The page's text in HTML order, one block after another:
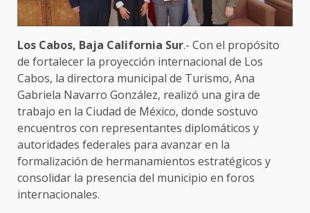
Los Cabos, Baja California Sur.- Con el propósito
de fortalecer la proyección internacional de Los
Cabos, la directora municipal de Turismo, Ana
Gabriela Navarro González, realizó una gira de
trabajo en la Ciudad de México, donde sostuvo
encuentros con representantes diplomáticos y
autoridades federales para avanzar en la
formalización de hermanamientos estratégicos y
consolidar la presencia del municipio en foros
internacionales.